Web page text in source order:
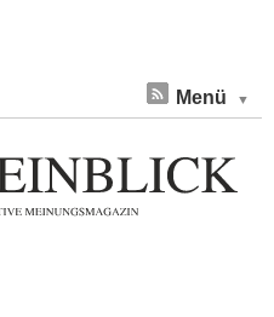
Menü